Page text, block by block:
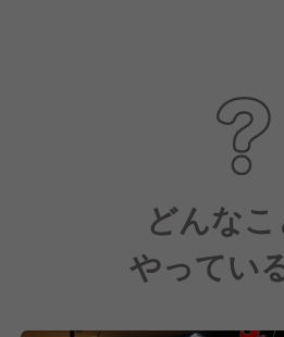
どんな
やってい